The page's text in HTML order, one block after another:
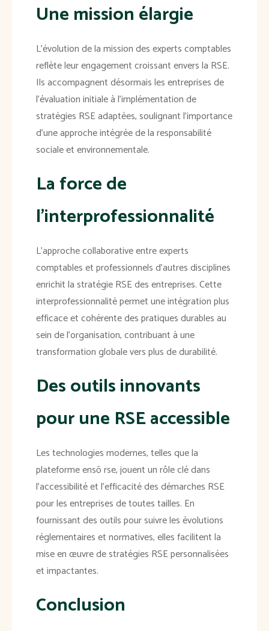
Une mission élargie
L'évolution de la mission des experts comptables
reflète leur engagement croissant envers la RSE.
Ils accompagnent désormais les entreprises de
l'évaluation initiale à l'implémentation de
stratégies RSE adaptées, soulignant l'importance
d'une approche intégrée de la responsabilité
sociale et environnementale.
La force de
l'interprofessionnalité
L'approche collaborative entre experts
comptables et professionnels d'autres disciplines
enrichit la stratégie RSE des entreprises. Cette
interprofessionnalité permet une intégration plus
efficace et cohérente des pratiques durables au
sein de l'organisation, contribuant à une
transformation globale vers plus de durabilité.
Des outils innovants
pour une RSE accessible
Les technologies modernes, telles que la
plateforme ensō rse, jouent un rôle clé dans
l'accessibilité et l'efficacité des démarches RSE
pour les entreprises de toutes tailles. En
fournissant des outils pour suivre les évolutions
réglementaires et normatives, elles facilitent la
mise en œuvre de stratégies RSE personnalisées
et impactantes.
Conclusion